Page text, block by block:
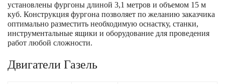
установлены фургоны длиной 3,1 метров и объемом 15 м
куб. Конструкция фургона позволяет по желанию заказчика
оптимально разместить необходимую оснастку, станки,
инструментальные ящики и оборудование для проведения
работ любой сложности.
Двигатели Газель